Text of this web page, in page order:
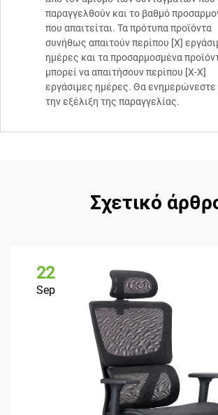
παραγγελθούν και το βαθμό
που απαιτείται. Τα πρότυπα προϊόντα
συνήθως απαιτούν περίπου [Χ]
ημέρες και τα προσαρμοσμένα
μπορεί να απαιτήσουν περίπου [Χ-Χ]
εργάσιμες ημέρες. Θα ενημερώνεστε
την εξέλιξη της παραγγελίας.
Σχετικό
22
Sep